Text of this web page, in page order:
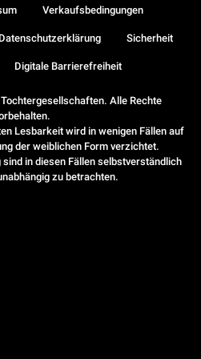
Alle Rechte
Lesbarkeit wird in wenigen Fällen auf
der weiblichen Form verzichtet.
in diesen Fällen selbstverständlich
zu betrachten.
Verkaufsbedingungen
Datenschutzerklärung Sicherheit
Digitale Barrierefreiheit